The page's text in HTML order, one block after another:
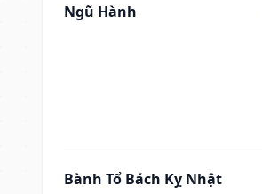
Ngũ Hành
Bành Tổ Bách Kỵ Nhật